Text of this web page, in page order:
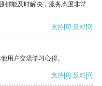
都能及时解决，服务态度非常
支持[0] 反对[0]
用户交流学习心得。
支持[0] 反对[0]